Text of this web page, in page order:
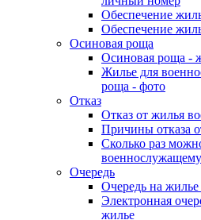
Обеспечение
Обеспечение
Осиновая роща
Осиновая роща -
Жилье для
роща - фото
Отказ
Отказ от жилья
Причины отказа
Сколько раз
Очередь
Очередь на
Электронная
жилье